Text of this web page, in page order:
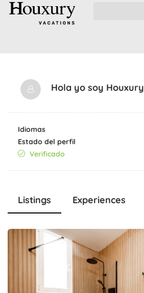
Hola yo soy Houxury
Idiomas
Estado del perfil
Verificado
Listings Experiences